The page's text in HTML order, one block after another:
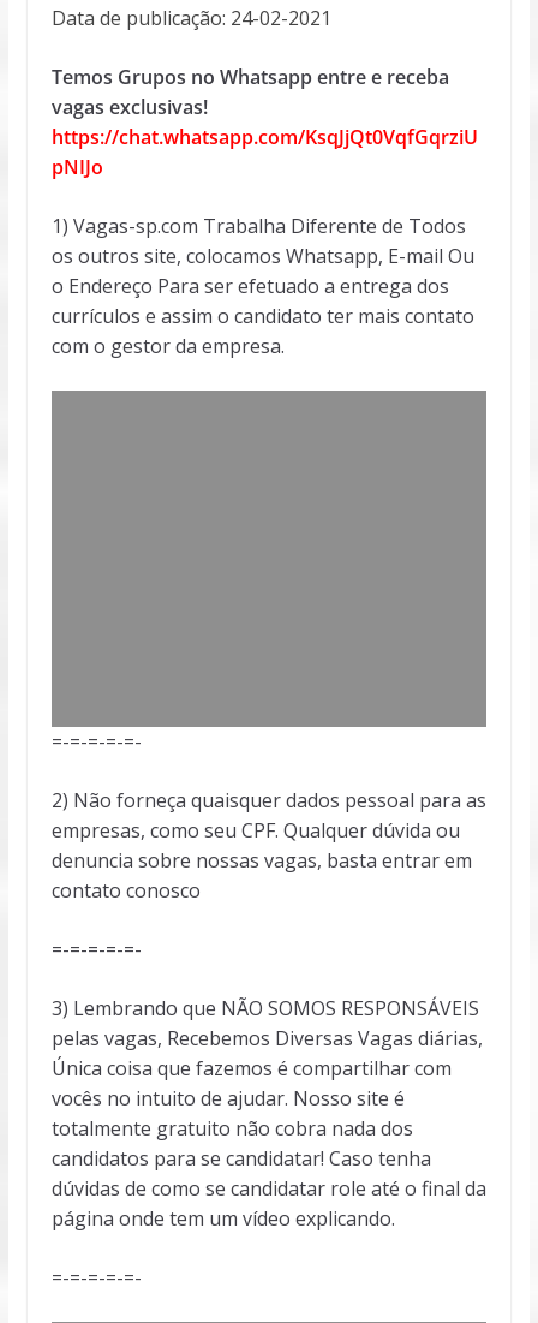
Data de publicação: 24-02-2021
Temos Grupos no Whatsapp entre e receba
vagas exclusivas!
https://chat.whatsapp.com/KsqJjQt0VqfGqrziU
pNIJo
1) Vagas-sp.com Trabalha Diferente de Todos
os outros site, colocamos Whatsapp, E-mail Ou
o Endereço Para ser efetuado a entrega dos
currículos e assim o candidato ter mais contato
com o gestor da empresa.
=-=-=-=-=-
2) Não forneça quaisquer dados pessoal para as
empresas, como seu CPF. Qualquer dúvida ou
denuncia sobre nossas vagas, basta entrar em
contato conosco
=-=-=-=-=-
3) Lembrando que NÃO SOMOS RESPONSÁVEIS
pelas vagas, Recebemos Diversas Vagas diárias,
Única coisa que fazemos é compartilhar com
vocês no intuito de ajudar. Nosso site é
totalmente gratuito não cobra nada dos
candidatos para se candidatar! Caso tenha
dúvidas de como se candidatar role até o final da
página onde tem um vídeo explicando.
=-=-=-=-=-